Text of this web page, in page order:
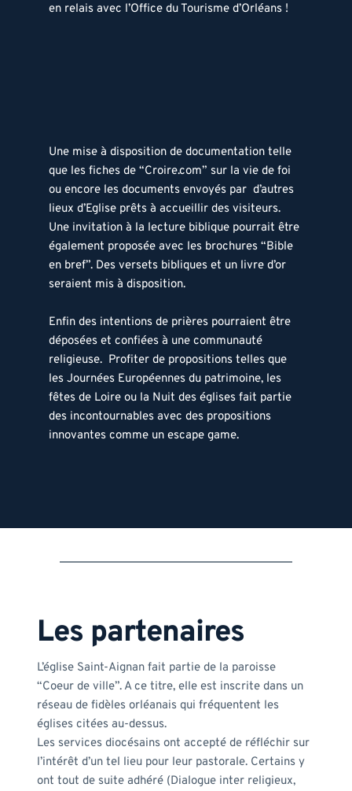
en relais avec l’Office du Tourisme d’Orléans !
Une mise à disposition de documentation telle
que les fiches de “Croire.com” sur la vie de foi
ou encore les documents envoyés par  d’autres
lieux d’Eglise prêts à accueillir des visiteurs.
Une invitation à la lecture biblique pourrait être
également proposée avec les brochures “Bible
en bref”. Des versets bibliques et un livre d’or
seraient mis à disposition.
Enfin des intentions de prières pourraient être
déposées et confiées à une communauté
religieuse.  Profiter de propositions telles que
les Journées Européennes du patrimoine, les
fêtes de Loire ou la Nuit des églises fait partie
des incontournables avec des propositions
innovantes comme un escape game.
Les partenaires
L’église Saint-Aignan fait partie de la paroisse
“Coeur de ville”. A ce titre, elle est inscrite dans un
réseau de fidèles orléanais qui fréquentent les
églises citées au-dessus.
Les services diocésains ont accepté de réfléchir sur
l’intérêt d’un tel lieu pour leur pastorale. Certains y
ont tout de suite adhéré (Dialogue inter religieux,